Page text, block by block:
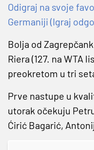
Odigraj na svoje
Germaniji (Igraj
Bolja od
Riera (127. na WTA
preokretom u tri
Prve nastupe u
utorak očekuju
Ćirić Bagarić,